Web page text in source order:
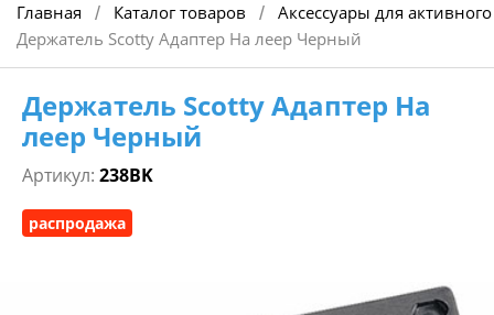
Главная / Каталог товаров / Аксессуары для
Держатель Scotty Адаптер На леер Черный
Держатель Scotty Адаптер На
леер Черный
Артикул: 238BK
распродажа